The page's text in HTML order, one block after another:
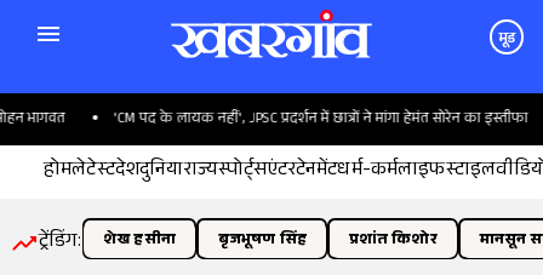
मूड
'CM पद के लायक नहीं', JPSC प्रदर्शन में छात्रों ने मांगा हेमंत सोरेन का इस्तीफा
होमलेटेस्टदेशदुनियाराज्यस्पोर्ट्सएंटरटेनमेंटधर्म-कर्मलाइफस्टाइल
ट्रेंडिंग: शेख हसीना बृजभूषण सिंह प्रशांत किशोर मानसून